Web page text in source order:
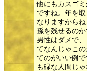
他にもカスゴ
ですね。年を
なりますから
孫を残せるの
男性はダメで
てなんじゃこ
てのがいい例
も碌な人間じ